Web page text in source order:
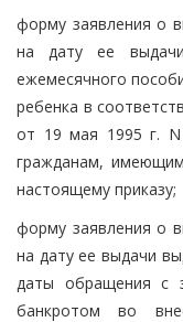
форму заявления о
на дату ее выдачи
ежемесячного
ребенка в
от 19 мая 1995 г. N
гражданам,
настоящему приказу;
форму заявления о
на дату ее выдачи
даты обращения с
банкротом во